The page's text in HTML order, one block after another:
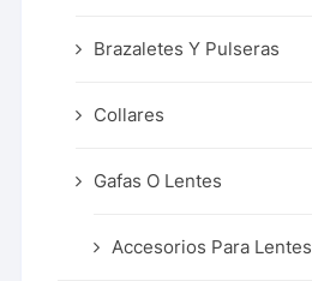
Brazaletes Y Pulseras
Collares
Gafas O Lentes
Accesorios Para Lentes